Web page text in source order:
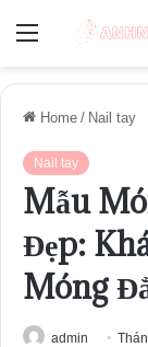
Menu
Home / Nail tay
Nail tay
Mẫu
Đẹp:
Móng
admin